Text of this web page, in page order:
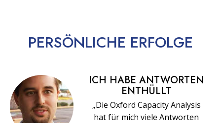
PERSÖNLICHE ERFOLGE
ICH HABE ANTWORTEN
ENTHÜLLT
„Die Oxford Capacity Analysis
hat für mich viele Antworten